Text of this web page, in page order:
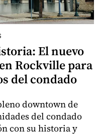
El nuevo
Rockville para
del condado
downtown de
del condado
con su historia y